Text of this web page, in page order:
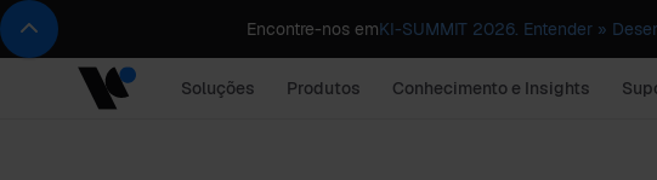
Encontre-nos emKI-SUMMIT 2026. Entender »
Soluções Produtos Conhecimento e Insights